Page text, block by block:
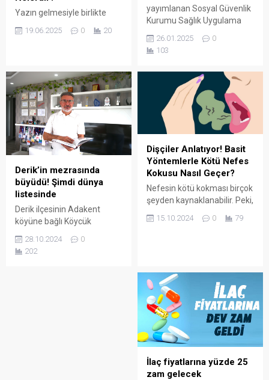
Yazın gelmesiyle birlikte
Keneleri küçümsemeyin!
19.06.2025 0 20
yayımlanan Sosyal Güvenlik
Kurumu Sağlık Uygulama
Yapılmasına Dair Tebliğ ile
hekim ve diş
paylarına yüzde 200 ile
yüzde 542.8 oranlarında
zam yapıldı.
26.01.2025
0
103
Derik’in mezrasında
büyüdü! Şimdi dünya
listesinde
Derik ilçesinin Adakent
köyüne bağlı Köycük
İstanbul Üniversitesi Tıp
Fakültesinden mezun
28.10.2024
0
202
Dişçiler Anlatıyor! Basit
Yöntemlerle Kötü Nefes
Kokusu Nasıl Geçer?
Nefesin kötü kokması birçok
şeyden kaynaklanabilir. Peki,
İşte dişçilerden 9 değerli
15.10.2024 0 79
İlaç fiyatlarına yüzde 25
zam gelecek